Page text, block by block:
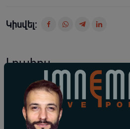
Կիսվել:
Լրահոս
Գագիկ Ծառուկյանի դեմ
հանրային համերաշխությանը.
06-08-2026 23:33 |